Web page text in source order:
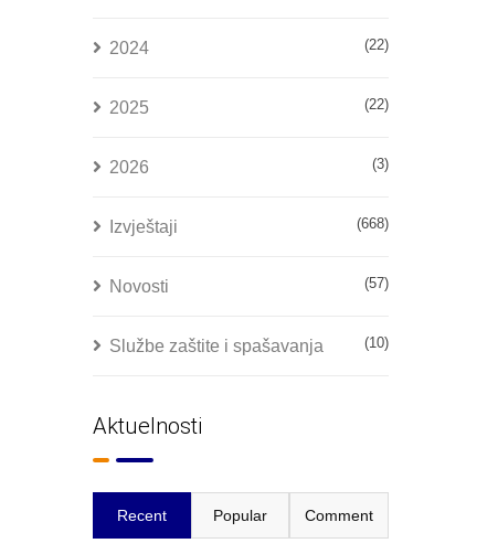
2024 (22)
2025 (22)
2026 (3)
Izvještaji (668)
Novosti (57)
Službe zaštite i spašavanja (10)
Aktuelnosti
Recent Popular Comment